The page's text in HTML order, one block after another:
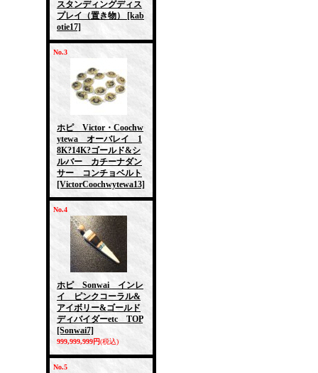
スタンディングディス
プレイ（置き物）
[kab
otie17]
No.3
ホピ Victor・Coochw
ytewa オーバレイ 1
8K?14K?ゴールド&シ
ルバー カチーナダン
サー コンチョベルト
[VictorCoochwytewa13]
No.4
ホピ Sonwai インレ
イ ピンクコーラル&
アイボリー&ゴールド
ディバイダーetc TOP
[Sonwai7]
999,999,999円(税込)
No.5